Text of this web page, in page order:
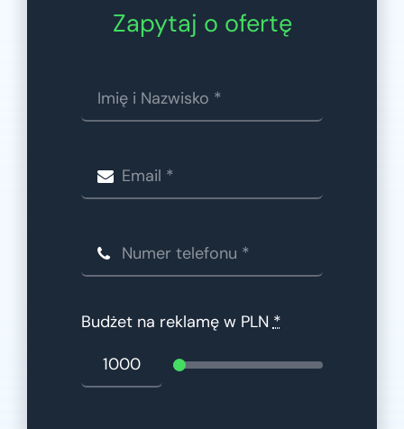
Zapytaj o ofertę
Budżet na reklamę w PLN *